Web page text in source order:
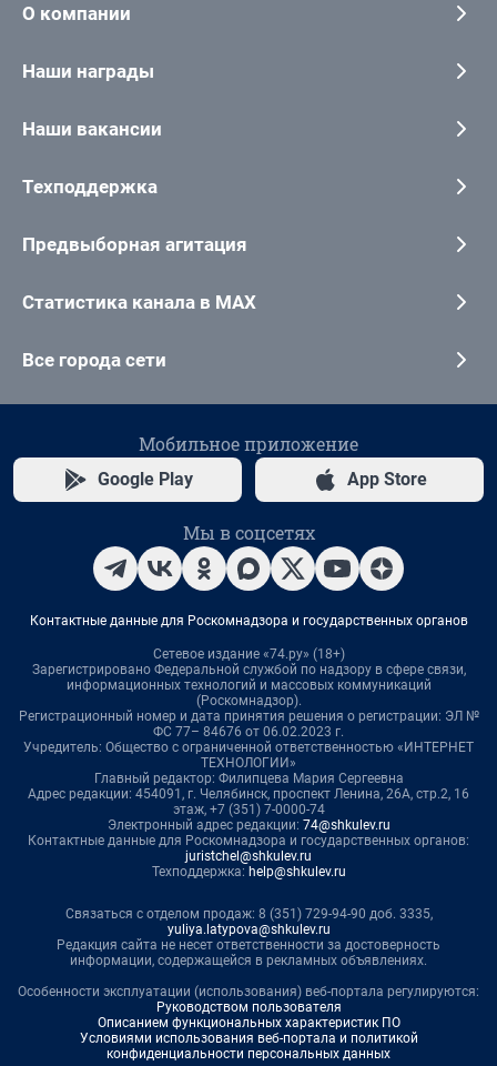
О компании
Наши награды
Наши вакансии
Техподдержка
Предвыборная агитация
Статистика канала в MAX
Все города сети
Мобильное приложение
Google Play App Store
Мы в соцсетях
Контактные данные для Роскомнадзора и государственных органов
Сетевое издание «74.ру» (18+)
Зарегистрировано Федеральной службой по надзору в сфере связи,
информационных технологий и массовых коммуникаций
(Роскомнадзор).
Регистрационный номер и дата принятия решения о регистрации: ЭЛ №
ФС 77– 84676 от 06.02.2023 г.
Учредитель: Общество с ограниченной ответственностью «ИНТЕРНЕТ
ТЕХНОЛОГИИ»
Главный редактор: Филипцева Мария Сергеевна
Адрес редакции: 454091, г. Челябинск, проспект Ленина, 26А, стр.2, 16
этаж, +7 (351) 7-0000-74
Электронный адрес редакции: 74@shkulev.ru
Контактные данные для Роскомнадзора и государственных органов:
juristchel@shkulev.ru
Техподдержка: help@shkulev.ru
Связаться с отделом продаж: 8 (351) 729-94-90 доб. 3335,
yuliya.latypova@shkulev.ru
Редакция сайта не несет ответственности за достоверность
информации, содержащейся в рекламных объявлениях.
Особенности эксплуатации (использования) веб-портала регулируются:
Руководством пользователя
Описанием функциональных характеристик ПО
Условиями использования веб-портала и политикой
конфиденциальности персональных данных